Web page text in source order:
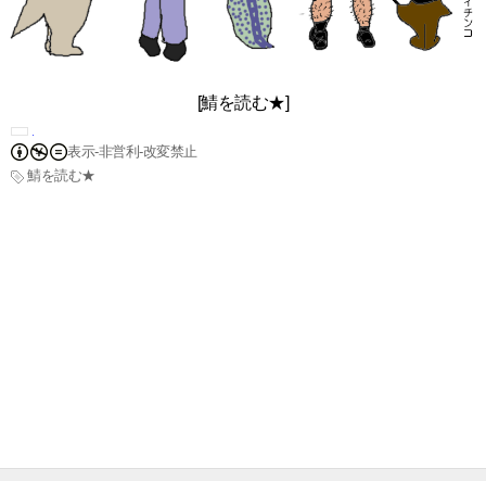
[鯖を読む★]
表示-非営利-改変禁止
鯖を読む★